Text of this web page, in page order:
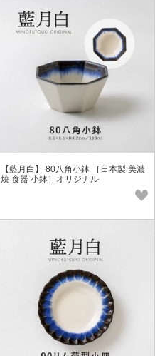
【藍月白】 80八角小鉢 ［日本製 美濃
焼 食器 小鉢］オリジナル